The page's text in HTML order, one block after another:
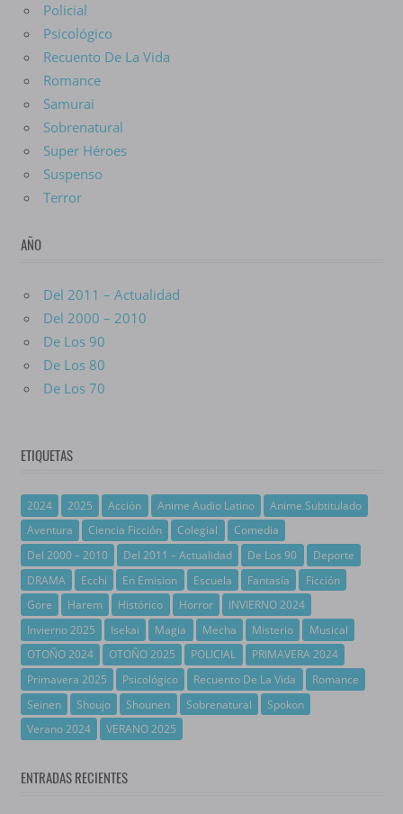
Policial
Psicológico
Recuento De La Vida
Romance
Samurai
Sobrenatural
Super Héroes
Suspenso
Terror
AÑO
Del 2011 – Actualidad
Del 2000 – 2010
De Los 90
De Los 80
De Los 70
ETIQUETAS
2024 2025 Acción Anime Audio Latino
Anime Subtitulado
Aventura
Ciencia Ficción Colegial
Comedia
Del 2000 – 2010
Del 2011 – Actualidad De Los 90
Deporte
DRAMA
Ecchi En Emision Escuela Fantasía
Ficción
Gore
Harem Histórico Horror
INVIERNO 2024
Invierno 2025
Isekai Magia Mecha Misterio
Musical
OTOÑO 2024
OTOÑO 2025 POLICIAL
PRIMAVERA 2024
Primavera 2025
Psicológico Recuento De La Vida
Romance
Seinen
Shoujo Shounen Sobrenatural
Spokon
Verano 2024
VERANO 2025
ENTRADAS RECIENTES